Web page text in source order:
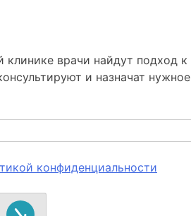
клинике врачи найдут подход к
и назначат нужное
конфиденциальности